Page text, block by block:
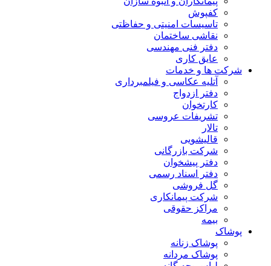
کفپوش
تاسیسات امنیتی و حفاظتی
نقاشی ساختمان
دفتر فنی مهندسی
عایق کاری
شرکت ها و خدمات
آتلیه عکاسی و فیلمبرداری
دفتر ازدواج
کارتخوان
تشریفات عروسی
تالار
قالیشویی
شرکت بازرگانی
دفتر پیشخوان
دفتر اسناد رسمی
گل فروشی
شرکت پیمانکاری
مراکز حقوقی
بیمه
پوشاک
پوشاک زنانه
پوشاک مردانه